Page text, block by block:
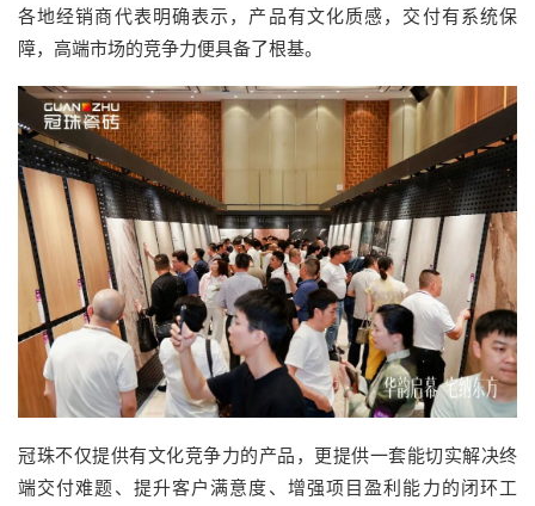
各地经销商代表明确表示，产品有文化质感，交付有系统保
障，高端市场的竞争力便具备了根基。
冠珠不仅提供有文化竞争力的产品，更提供一套能切实解决终
端交付难题、提升客户满意度、增强项目盈利能力的闭环工